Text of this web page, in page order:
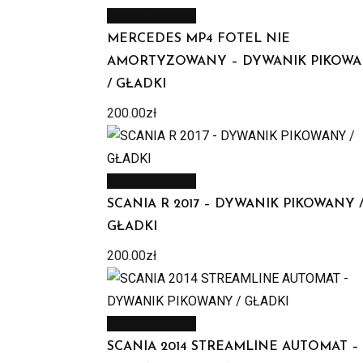
MERCEDES MP4 FOTEL NIE
AMORTYZOWANY – DYWANIK
/ GŁADKI
200.00zł
SCANIA R 2017 – DYWANIK PIKOWANY /
GŁADKI
200.00zł
SCANIA 2014 STREAMLINE AUTOMAT –